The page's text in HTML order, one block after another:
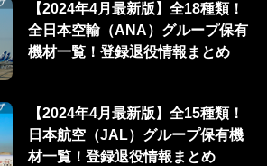
【2024年4月最新版】全18種類！
全日本空輸（ANA）グループ保有
機材一覧！登録退役情報まとめ
【2024年4月最新版】全15種類！
日本航空（JAL）グループ保有機
材一覧！登録退役情報まとめ